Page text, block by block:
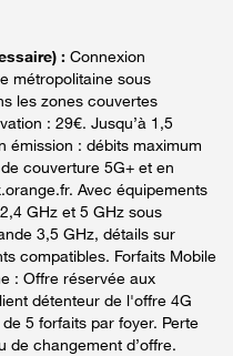
: Connexion
métropolitaine sous
les zones couvertes
: 29€. Jusqu’à 1,5
émission : débits maximum
couverture 5G+ et en
Avec équipements
GHz et 5 GHz sous
3,5 GHz, détails sur
compatibles. Forfaits Mobile
: Offre réservée aux
détenteur de l'offre 4G
5 forfaits par foyer. Perte
de changement d’offre.